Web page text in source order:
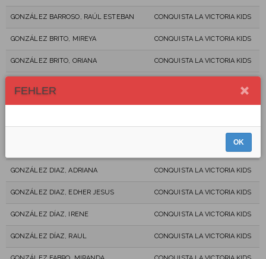
GONZÁLEZ BARROSO, RAÚL ESTEBAN CONQUISTA LA VICTORIA KIDS
GONZÁLEZ BRITO, MIREYA CONQUISTA LA VICTORIA KIDS
GONZÁLEZ BRITO, ORIANA CONQUISTA LA VICTORIA KIDS
GONZÁLEZ CARREÑO, ERIK CONQUISTA LA VICTORIA KIDS
GONZÁLEZ DE LA CRUZ, DARÍO CONQUISTA LA VICTORIA KIDS
GONZÁLEZ DIAZ, ADRIANA CONQUISTA LA VICTORIA KIDS
GONZÁLEZ DIAZ, EDHER JESUS CONQUISTA LA VICTORIA KIDS
GONZÁLEZ DÍAZ, IRENE CONQUISTA LA VICTORIA KIDS
GONZÁLEZ DÍAZ, RAUL CONQUISTA LA VICTORIA KIDS
FEHLER
OK